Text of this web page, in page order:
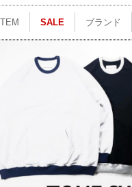
SALE ブランド